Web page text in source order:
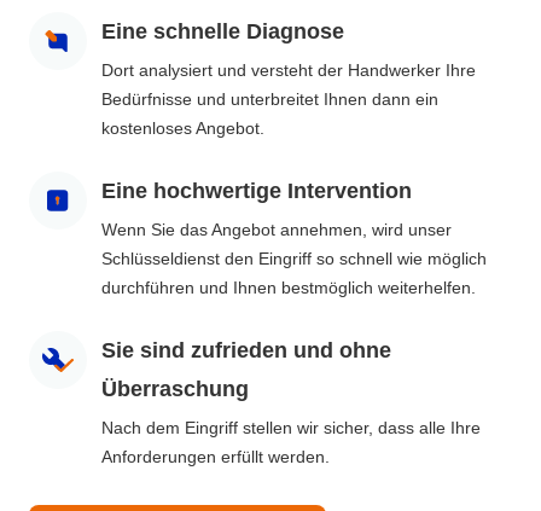
Eine schnelle Diagnose
Dort analysiert und versteht der Handwerker Ihre
Bedürfnisse und unterbreitet Ihnen dann ein
kostenloses Angebot.
Eine hochwertige Intervention
Wenn Sie das Angebot annehmen, wird unser
Schlüsseldienst den Eingriff so schnell wie möglich
durchführen und Ihnen bestmöglich weiterhelfen.
Sie sind zufrieden und ohne
Überraschung
Nach dem Eingriff stellen wir sicher, dass alle Ihre
Anforderungen erfüllt werden.